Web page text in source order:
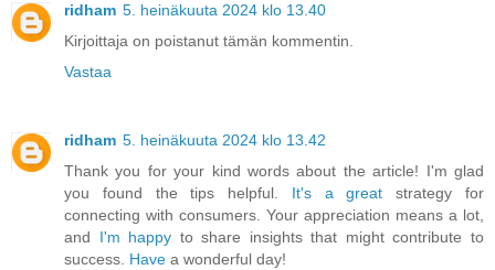
ridham 5. heinäkuuta 2024 klo 13.40
Kirjoittaja on poistanut tämän kommentin.
Vastaa
ridham 5. heinäkuuta 2024 klo 13.42
Thank you for your kind words about the article! I'm glad
you found the tips helpful. It's a greatstrategy for
connecting with consumers. Your appreciation means a lot,
and I'm happy to share insights that might contribute to
success. Have a wonderful day!